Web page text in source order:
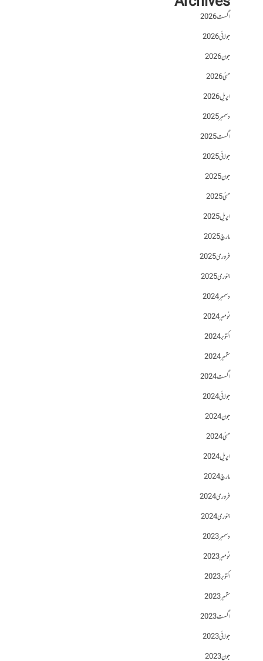
اگست 2026
جولائی 2026
جون 2026
مئی 2026
اپریل 2026
دسمبر 2025
اگست 2025
جولائی 2025
جون 2025
مئی 2025
اپریل 2025
مارچ 2025
فروری 2025
جنوری 2025
دسمبر 2024
نومبر 2024
اکتوبر 2024
ستمبر 2024
اگست 2024
جولائی 2024
جون 2024
مئی 2024
اپریل 2024
مارچ 2024
فروری 2024
جنوری 2024
دسمبر 2023
نومبر 2023
اکتوبر 2023
ستمبر 2023
اگست 2023
جولائی 2023
جون 2023